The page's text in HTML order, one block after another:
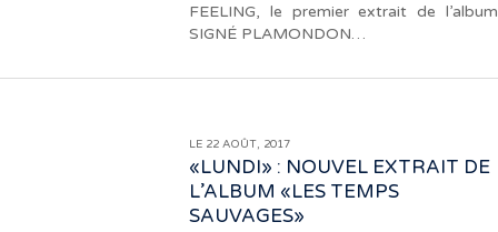
FEELING, le premier extrait de l’album
SIGNÉ PLAMONDON…
LE 22 AOÛT, 2017
«LUNDI» : NOUVEL EXTRAIT DE
L’ALBUM «LES TEMPS
SAUVAGES»